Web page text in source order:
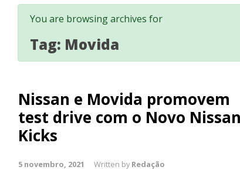
You are browsing archives for
Tag: Movida
Nissan e Movida promovem
test drive com o Novo Nissan
Kicks
5 novembro, 2021 Written by Redação